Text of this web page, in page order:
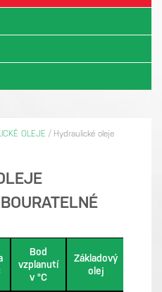
OLEJE / Hydraulické oleje
Bod
vzplanutí
v °C
Základový
olej